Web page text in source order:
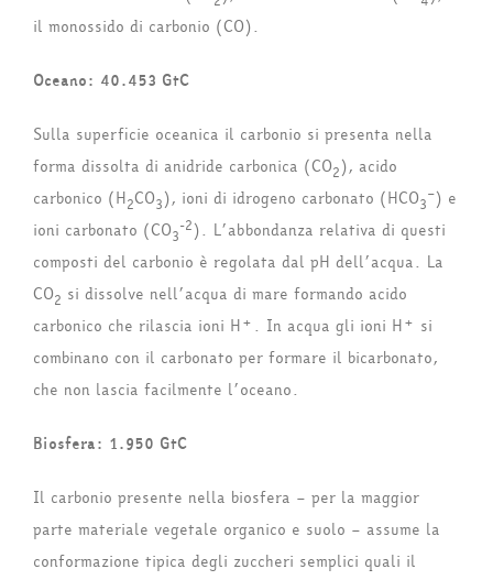
il monossido di carbonio (CO).
Oceano: 40.453 GtC
Sulla superficie oceanica il carbonio si presenta nella
forma dissolta di anidride carbonica (CO2), acido
carbonico (H2CO3), ioni di idrogeno carbonato (HCO3
–) e
ioni carbonato (CO3
-2). L’abbondanza relativa di questi
composti del carbonio è regolata dal pH dell’acqua. La
CO2 si dissolve nell’acqua di mare formando acido
carbonico che rilascia ioni H+ . In acqua gli ioni H+ si
combinano con il carbonato per formare il bicarbonato,
che non lascia facilmente l’oceano.
Biosfera: 1.950 GtC
Il carbonio presente nella biosfera – per la maggior
parte materiale vegetale organico e suolo – assume la
conformazione tipica degli zuccheri semplici quali il